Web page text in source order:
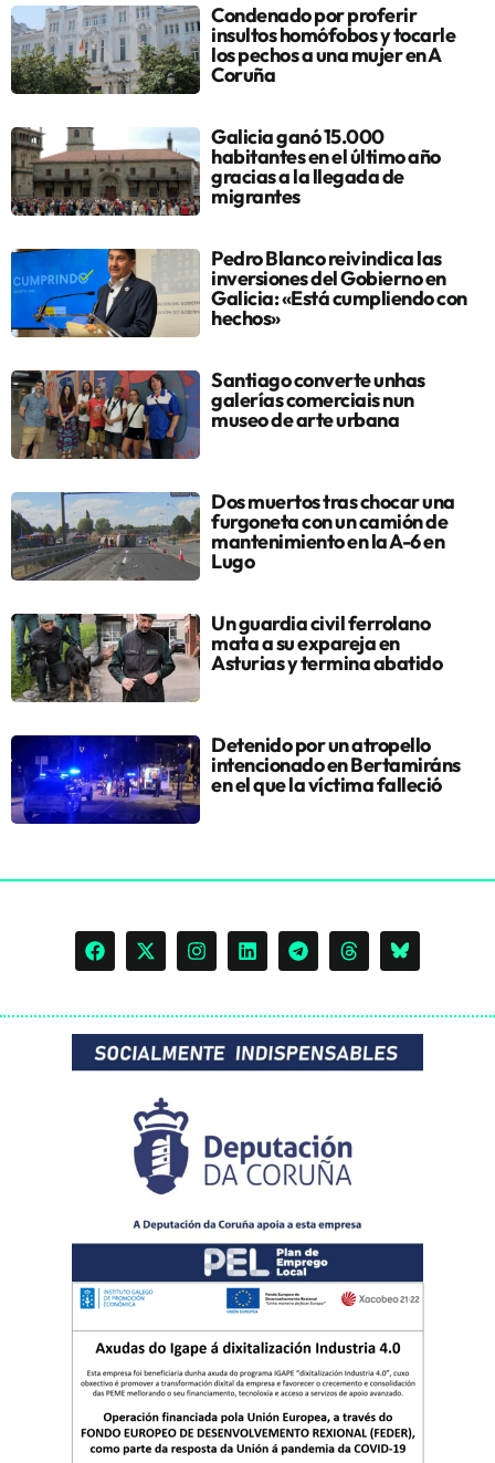
Condenado por proferir
insultos homófobos y tocarle
los pechos a una mujer en A
Coruña
Galicia ganó 15.000
habitantes en el último año
gracias a la llegada de
migrantes
Pedro Blanco reivindica las
inversiones del Gobierno en
Galicia: «Está cumpliendo con
hechos»
Santiago converte unhas
galerías comerciais nun
museo de arte urbana
Dos muertos tras chocar una
furgoneta con un camión de
mantenimiento en la A-6 en
Lugo
Un guardia civil ferrolano
mata a su expareja en
Asturias y termina abatido
Detenido por un atropello
intencionado en Bertamiráns
en el que la víctima falleció